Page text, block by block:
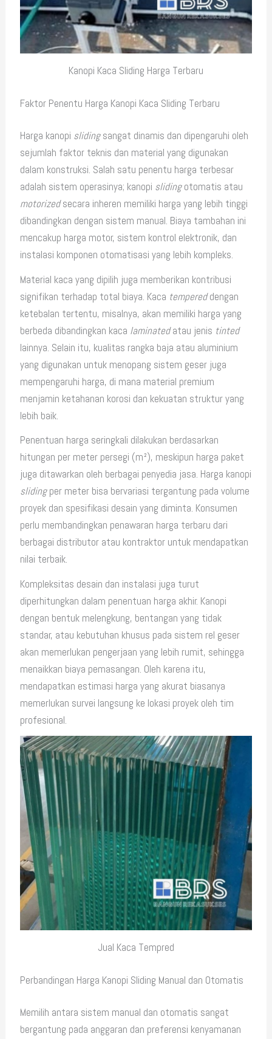
Kanopi Kaca Sliding Harga Terbaru
Faktor Penentu Harga Kanopi Kaca Sliding Terbaru
Harga kanopi slidingsangat dinamis dan dipengaruhi oleh
sejumlah faktor teknis dan material yang digunakan
dalam konstruksi. Salah satu penentu harga terbesar
adalah sistem operasinya; kanopi slidingotomatis atau
motorizedsecara inheren memiliki harga yang lebih tinggi
dibandingkan dengan sistem manual. Biaya tambahan ini
mencakup harga motor, sistem kontrol elektronik, dan
instalasi komponen otomatisasi yang lebih kompleks.
Material kaca yang dipilih juga memberikan kontribusi
signifikan terhadap total biaya. Kaca tempereddengan
ketebalan tertentu, misalnya, akan memiliki harga yang
berbeda dibandingkan kaca laminatedatau jenis tinted
lainnya. Selain itu, kualitas rangka baja atau aluminium
yang digunakan untuk menopang sistem geser juga
mempengaruhi harga, di mana material premium
menjamin ketahanan korosi dan kekuatan struktur yang
lebih baik.
Penentuan harga seringkali dilakukan berdasarkan
hitungan per meter persegi (m²), meskipun harga paket
juga ditawarkan oleh berbagai penyedia jasa. Harga kanopi
slidingper meter bisa bervariasi tergantung pada volume
proyek dan spesifikasi desain yang diminta. Konsumen
perlu membandingkan penawaran harga terbaru dari
berbagai distributor atau kontraktor untuk mendapatkan
nilai terbaik.
Kompleksitas desain dan instalasi juga turut
diperhitungkan dalam penentuan harga akhir. Kanopi
dengan bentuk melengkung, bentangan yang tidak
standar, atau kebutuhan khusus pada sistem rel geser
akan memerlukan pengerjaan yang lebih rumit, sehingga
menaikkan biaya pemasangan. Oleh karena itu,
mendapatkan estimasi harga yang akurat biasanya
memerlukan survei langsung ke lokasi proyek oleh tim
profesional.
Jual Kaca Tempred
Perbandingan Harga Kanopi Sliding Manual dan Otomatis
Memilih antara sistem manual dan otomatis sangat
bergantung pada anggaran dan preferensi kenyamanan